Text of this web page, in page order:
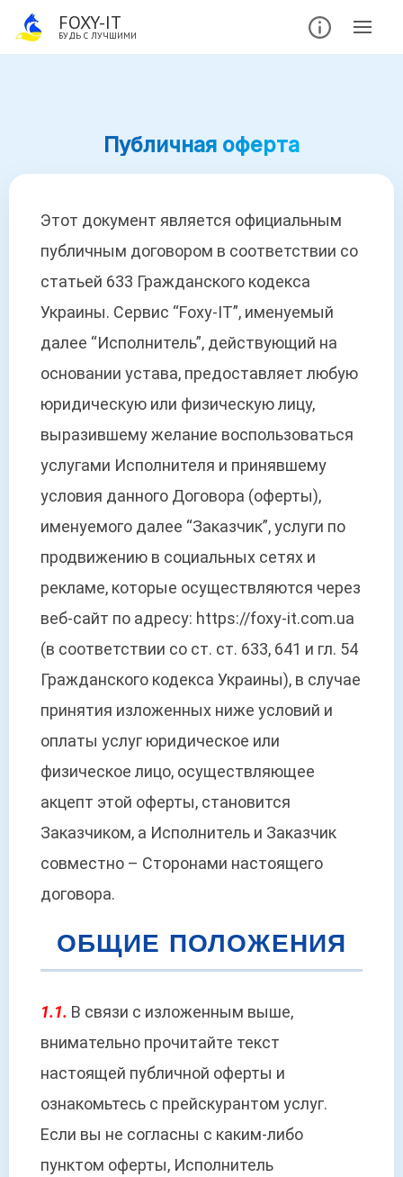
FOXY-IT
БУДЬ С ЛУЧШИМИ
Публичная оферта
Этот документ является официальным
публичным договором в соответствии со
статьей 633 Гражданского кодекса
Украины. Сервис “Foxy-IT”, именуемый
далее “Исполнитель”, действующий на
основании устава, предоставляет любую
юридическую или физическую лицу,
выразившему желание воспользоваться
услугами Исполнителя и принявшему
условия данного Договора (оферты),
именуемого далее “Заказчик”, услуги по
продвижению в социальных сетях и
рекламе, которые осуществляются через
веб-сайт по адресу: https://foxy-it.com.ua
(в соответствии со ст. ст. 633, 641 и гл. 54
Гражданского кодекса Украины), в случае
принятия изложенных ниже условий и
оплаты услуг юридическое или
физическое лицо, осуществляющее
акцепт этой оферты, становится
Заказчиком, а Исполнитель и Заказчик
совместно – Сторонами настоящего
договора.
ОБЩИЕ ПОЛОЖЕНИЯ
1.1. В связи с изложенным выше,
внимательно прочитайте текст
настоящей публичной оферты и
ознакомьтесь с прейскурантом услуг.
Если вы не согласны с каким-либо
пунктом оферты, Исполнитель